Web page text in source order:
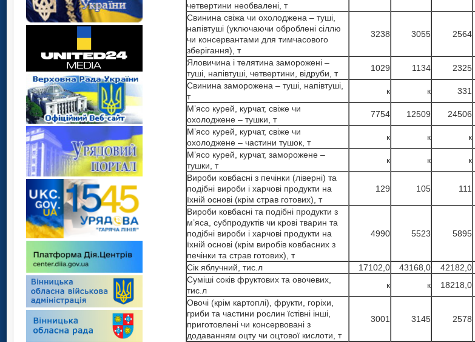
четвертини необвалені, т
Свинина свіжа чи охолоджена – туші,
напівтуші (уключаючи оброблені сіллю
чи консервантами для тимчасового
зберігання), т
3238 3055 2564
Яловичина і телятина заморожені –
туші, напівтуші, четвертини, відруби, т
1029 1134 2325
Свинина заморожена – туші, напівтуші,
т
к к 331
М’ясо курей, курчат, свіже чи
охолоджене – тушки, т
7754 12509 24506
М’ясо курей, курчат, свіже чи
охолоджене – частини тушок, т
к к к
М’ясо курей, курчат, заморожене –
тушки, т
к к к
Вироби ковбасні з печінки (ліверні) та
подібні вироби і харчові продукти на
їхній основі (крім страв готових), т
129 105 111
Вироби ковбасні та подібні продукти з
м’яса, субпродуктів чи крові тварин та
подібні вироби і харчові продукти на
їхній основі (крім виробів ковбасних з
печінки та страв готових), т
4990 5523 5895
Сік яблучний, тис.л 17102,0 43168,0 42182,0
Суміші соків фруктових та овочевих,
тис.л
к к 18218,0
Овочі (крім картоплі), фрукти, горіхи,
гриби та частини рослин їстівні інші,
приготовлені чи консервовані з
додаванням оцту чи оцтової кислоти, т
3001 3145 2578